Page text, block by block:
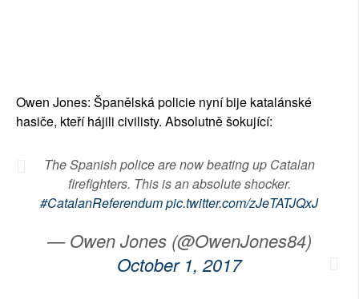
Owen Jones: Španělská policie nyní bije katalánské
hasiče, kteří hájili civilisty. Absolutně šokující:
The Spanish police are now beating up Catalan
firefighters. This is an absolute shocker.
#CatalanReferendumpic.twitter.com/zJeTATJQxJ
— Owen Jones (@OwenJones84)
October 1, 2017